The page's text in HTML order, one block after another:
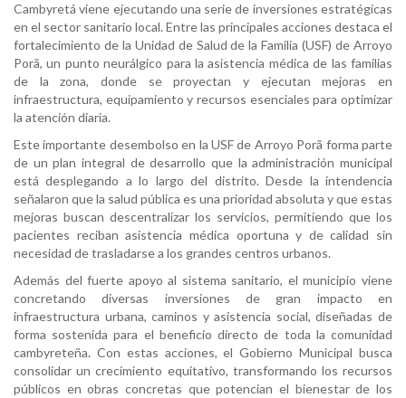
Cambyretá viene ejecutando una serie de inversiones estratégicas
en el sector sanitario local. Entre las principales acciones destaca el
fortalecimiento de la Unidad de Salud de la Familia (USF) de Arroyo
Porã, un punto neurálgico para la asistencia médica de las familias
de la zona, donde se proyectan y ejecutan mejoras en
infraestructura, equipamiento y recursos esenciales para optimizar
la atención diaria.
Este importante desembolso en la USF de Arroyo Porã forma parte
de un plan integral de desarrollo que la administración municipal
está desplegando a lo largo del distrito. Desde la intendencia
señalaron que la salud pública es una prioridad absoluta y que estas
mejoras buscan descentralizar los servicios, permitiendo que los
pacientes reciban asistencia médica oportuna y de calidad sin
necesidad de trasladarse a los grandes centros urbanos.
Además del fuerte apoyo al sistema sanitario, el municipio viene
concretando diversas inversiones de gran impacto en
infraestructura urbana, caminos y asistencia social, diseñadas de
forma sostenida para el beneficio directo de toda la comunidad
cambyreteña. Con estas acciones, el Gobierno Municipal busca
consolidar un crecimiento equitativo, transformando los recursos
públicos en obras concretas que potencian el bienestar de los